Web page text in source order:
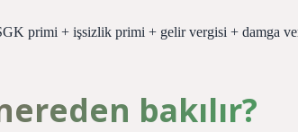
primi + işsizlik primi + gelir vergisi + damga
bakılır?